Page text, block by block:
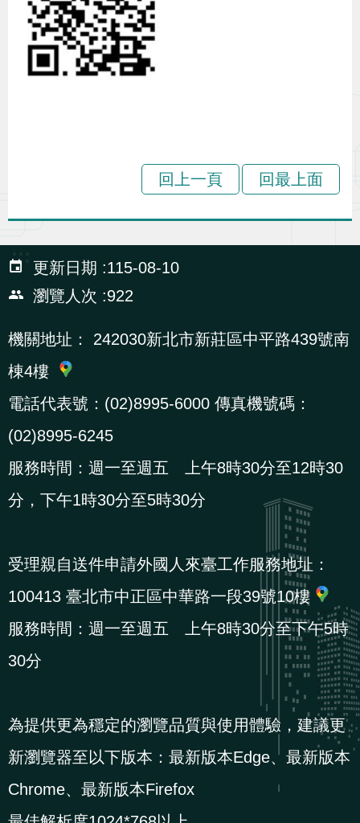
結
隱
私
及
資
安
全
政
府
站
資
料
宣
告
檢
回上一頁 回最上面
:::
更新日期
115-08-10
瀏覽人次
922
機關地址：
242030新北市新莊區中平路439號南
棟4樓
電話代表號：(02)8995-6000 傳真機號碼：
(02)8995-6245
服務時間：週一至週五 上午8時30分至12時30
分，下午1時30分至5時30分
受理親自送件申請外國人來臺工作服務地址：
100413 臺北市中正區中華路一段39號10樓
服務時間：週一至週五 上午8時30分至下午5時
30分
為提供更為穩定的瀏覽品質與使用體驗，建議更
新瀏覽器至以下版本：最新版本Edge、最新版本
Chrome、最新版本Firefox